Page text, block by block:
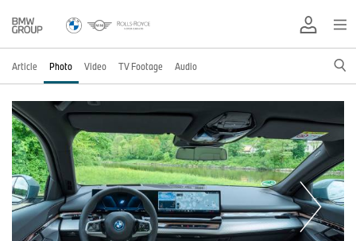
Article Photo Video TV Footage Audio